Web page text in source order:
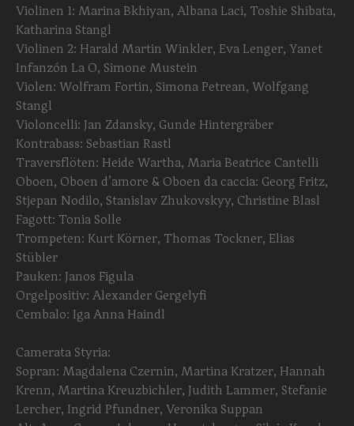
Violinen 1: Marina Bkhiyan, Albana Laci, Toshie Shibata,
Katharina Stangl
Violinen 2: Harald Martin Winkler, Eva Lenger, Yanet
Infanzón La O, Simone Mustein
Violen: Wolfram Fortin, Simona Petrean, Wolfgang
Stangl
Violoncelli: Jan Zdansky, Gunde Hintergräber
Kontrabass: Sebastian Rastl
Traversflöten: Heide Wartha, Maria Beatrice Cantelli
Oboen, Oboen d’amore & Oboen da caccia: Georg Fritz,
Stjepan Nodilo, Stanislav Zhukovskyy, Christine Blasl
Fagott: Tonia Solle
Trompeten: Kurt Körner, Thomas Tockner, Elias
Stübler
Pauken: Janos Figula
Orgelpositiv: Alexander Gergelyfi
Cembalo: Iga Anna Haindl
Camerata Styria:
Sopran: Magdalena Czernin, Martina Kratzer, Hannah
Krenn, Martina Kreuzbichler, Judith Lammer, Stefanie
Lercher, Ingrid Pfundner, Veronika Suppan